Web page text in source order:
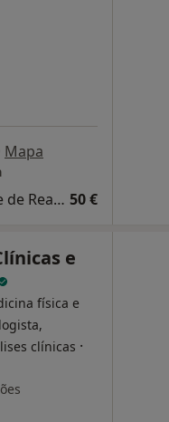
Mapa
Primeira consulta Medicina Física e de Reabilitação 50 €
e
física e
clínicas ·